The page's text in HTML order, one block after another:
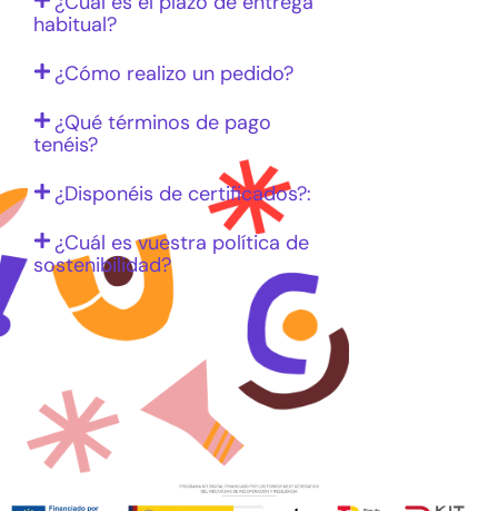
habitual?
¿Cómo realizo un pedido?
¿Qué términos de pago
tenéis?
¿Disponéis de certificados?:
¿Cuál es vuestra política de
sostenibilidad?